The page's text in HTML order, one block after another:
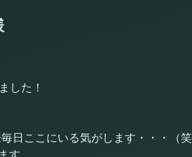
した！
日ここにいる気がします・・・（
す。